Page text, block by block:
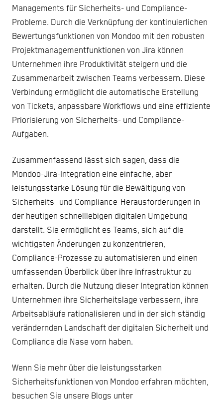
Managements für Sicherheits- und Compliance-
Probleme. Durch die Verknüpfung der kontinuierlichen
Bewertungsfunktionen von Mondoo mit den robusten
Projektmanagementfunktionen von Jira können
Unternehmen ihre Produktivität steigern und die
Zusammenarbeit zwischen Teams verbessern. Diese
Verbindung ermöglicht die automatische Erstellung
von Tickets, anpassbare Workflows und eine effiziente
Priorisierung von Sicherheits- und Compliance-
Aufgaben.
Zusammenfassend lässt sich sagen, dass die
Mondoo-Jira-Integration eine einfache, aber
leistungsstarke Lösung für die Bewältigung von
Sicherheits- und Compliance-Herausforderungen in
der heutigen schnelllebigen digitalen Umgebung
darstellt. Sie ermöglicht es Teams, sich auf die
wichtigsten Änderungen zu konzentrieren,
Compliance-Prozesse zu automatisieren und einen
umfassenden Überblick über ihre Infrastruktur zu
erhalten. Durch die Nutzung dieser Integration können
Unternehmen ihre Sicherheitslage verbessern, ihre
Arbeitsabläufe rationalisieren und in der sich ständig
verändernden Landschaft der digitalen Sicherheit und
Compliance die Nase vorn haben.
Wenn Sie mehr über die leistungsstarken
Sicherheitsfunktionen von Mondoo erfahren möchten,
besuchen Sie unsere Blogs unter